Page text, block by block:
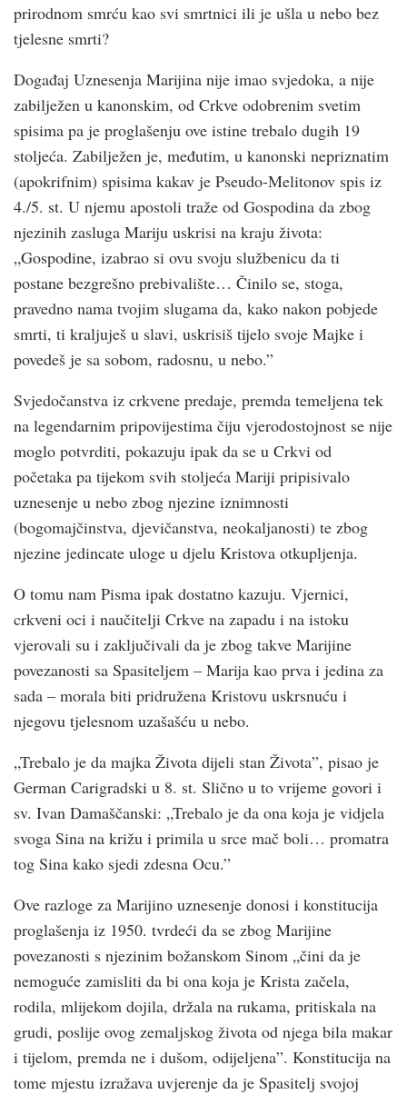
prirodnom smrću kao svi smrtnici ili je ušla u nebo bez
tjelesne smrti?
Događaj Uznesenja Marijina nije imao svjedoka, a nije
zabilježen u kanonskim, od Crkve odobrenim svetim
spisima pa je proglašenju ove istine trebalo dugih 19
stoljeća. Zabilježen je, međutim, u kanonski nepriznatim
(apokrifnim) spisima kakav je Pseudo-Melitonov spis iz
4./5. st. U njemu apostoli traže od Gospodina da zbog
njezinih zasluga Mariju uskrisi na kraju života:
„Gospodine, izabrao si ovu svoju službenicu da ti
postane bezgrešno prebivalište… Činilo se, stoga,
pravedno nama tvojim slugama da, kako nakon pobjede
smrti, ti kraljuješ u slavi, uskrisiš tijelo svoje Majke i
povedeš je sa sobom, radosnu, u nebo.”
Svjedočanstva iz crkvene predaje, premda temeljena tek
na legendarnim pripovijestima čiju vjerodostojnost se nije
moglo potvrditi, pokazuju ipak da se u Crkvi od
početaka pa tijekom svih stoljeća Mariji pripisivalo
uznesenje u nebo zbog njezine iznimnosti
(bogomajčinstva, djevičanstva, neokaljanosti) te zbog
njezine jedincate uloge u djelu Kristova otkupljenja.
O tomu nam Pisma ipak dostatno kazuju. Vjernici,
crkveni oci i naučitelji Crkve na zapadu i na istoku
vjerovali su i zaključivali da je zbog takve Marijine
povezanosti sa Spasiteljem – Marija kao prva i jedina za
sada – morala biti pridružena Kristovu uskrsnuću i
njegovu tjelesnom uzašašću u nebo.
„Trebalo je da majka Života dijeli stan Života”, pisao je
German Carigradski u 8. st. Slično u to vrijeme govori i
sv. Ivan Damaščanski: „Trebalo je da ona koja je vidjela
svoga Sina na križu i primila u srce mač boli… promatra
tog Sina kako sjedi zdesna Ocu.”
Ove razloge za Marijino uznesenje donosi i konstitucija
proglašenja iz 1950. tvrdeći da se zbog Marijine
povezanosti s njezinim božanskom Sinom „čini da je
nemoguće zamisliti da bi ona koja je Krista začela,
rodila, mlijekom dojila, držala na rukama, pritiskala na
grudi, poslije ovog zemaljskog života od njega bila makar
i tijelom, premda ne i dušom, odijeljena”. Konstitucija na
tome mjestu izražava uvjerenje da je Spasitelj svojoj